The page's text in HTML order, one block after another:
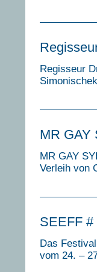
Regisseur
Simonischek
MR GAY
MR GAY
Verleih von
SEEFF #
Das
vom 24. –